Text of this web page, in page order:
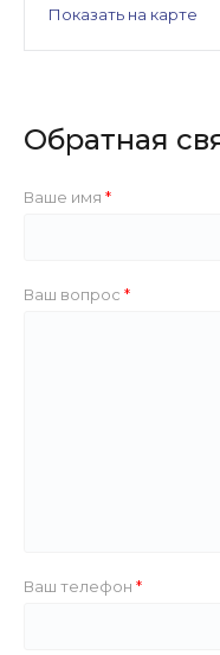
Показать на карте
Обратная
Ваше имя
Ваш вопрос
Ваш телефон